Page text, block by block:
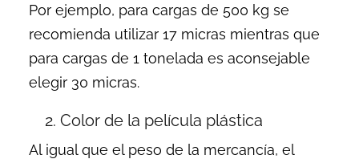
Por ejemplo, para cargas de 500 kg se
recomienda utilizar 17 micras mientras que
para cargas de 1 tonelada es aconsejable
elegir 30 micras.
2. Color de la película plástica
Al igual que el peso de la mercancía, el